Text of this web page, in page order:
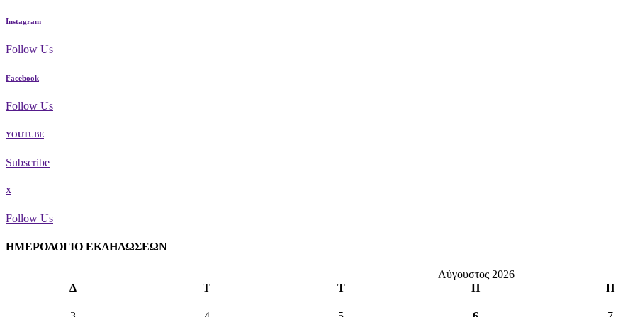
Instagram
Follow Us
Facebook
Follow Us
YOUTUBE
Subscribe
X
Follow Us
ΗΜΕΡΟΛΟΓΙΟ ΕΚΔΗΛΩΣΕΩΝ
Αύγουστος 2026
Δ
Τ Τ Π Π